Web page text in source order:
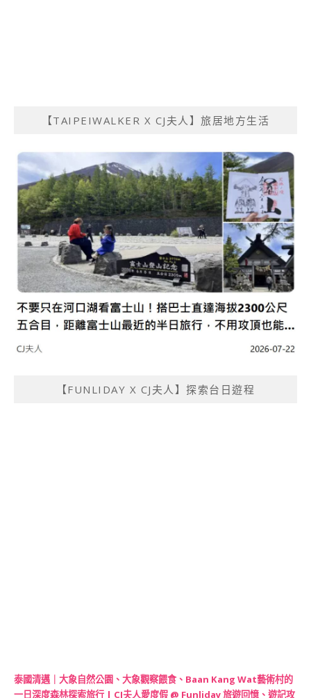
【TAIPEIWALKER X CJ夫人】旅居地方生活
【FUNLIDAY X CJ夫人】探索台日遊程
泰國清邁｜大象自然公園、大象觀察餵食、Baan Kang Wat藝術村的
一日深度森林探索旅行 | CJ夫人愛度假 @ Funliday 旅遊回憶、遊記攻